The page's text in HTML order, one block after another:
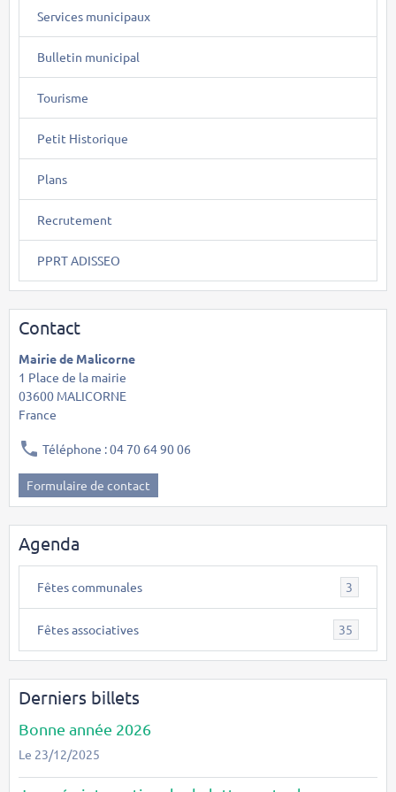
Services municipaux
Bulletin municipal
Tourisme
Petit Historique
Plans
Recrutement
PPRT ADISSEO
Contact
Mairie de Malicorne
1 Place de la mairie
03600 MALICORNE
France
Téléphone : 04 70 64 90 06
Formulaire de contact
Agenda
Fêtes communales 3
Fêtes associatives 35
Derniers billets
Bonne année 2026
Le 23/12/2025